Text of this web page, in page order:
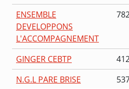
ENSEMBLE
DEVELOPPONS
L'ACCOMPAGNEMENT
GINGER CEBTP
N.G.L PARE BRISE